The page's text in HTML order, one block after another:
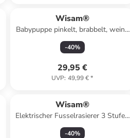
Wisam®
Babypuppe pinkelt, brabbelt, weint,
spricht 12 Geräusche
-40%
29,95 €
UVP: 49,99 €*
Wisam®
Elektrischer Fusselrasierer 3 Stufen
Textilrasierer
-40%